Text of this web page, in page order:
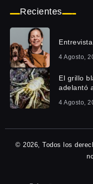
Recientes
4 Agosto,
El grillo
adelantó
4 Agosto,
© 2026, Todos los